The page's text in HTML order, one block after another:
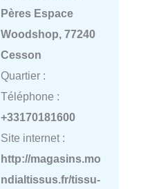
Pères Espace
Woodshop, 77240
Cesson
Quartier :
Téléphone :
+33170181600
Site internet :
http://magasins.mo
ndialtissus.fr/tissu-